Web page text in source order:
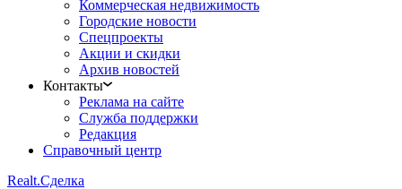
Коммерческая недвижимость
Городские новости
Спецпроекты
Акции и скидки
Архив новостей
Контакты
Реклама на сайте
Служба поддержки
Редакция
Справочный центр
Realt.Сделка